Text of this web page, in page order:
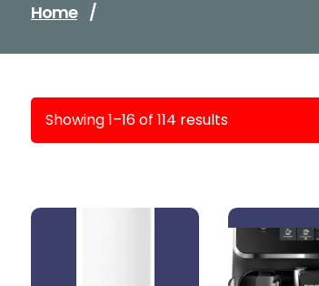
Home /
Showing 1–16 of 114 results